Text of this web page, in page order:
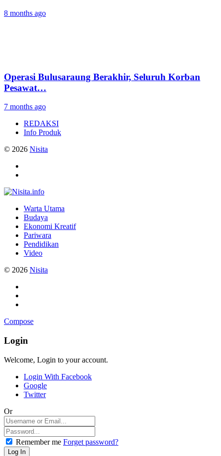
8 months ago
Operasi Bulusaraung Berakhir, Seluruh Korban
Pesawat…
7 months ago
REDAKSI
Info Produk
© 2026 Nisita
Warta Utama
Budaya
Ekonomi Kreatif
Pariwara
Pendidikan
Video
© 2026 Nisita
Compose
Login
Welcome, Login to your account.
Login With Facebook
Google
Twitter
Or
Remember me Forget password?